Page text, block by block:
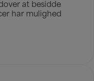
at besidde
har mulighed